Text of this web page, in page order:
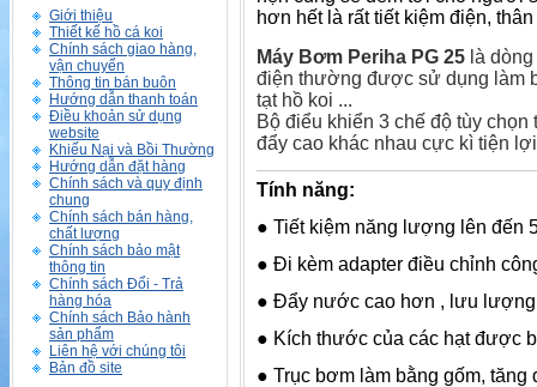
Giới thiệu
Thiết kế hồ cá koi
Chính sách giao hàng,
vận chuyển
Thông tin bán buôn
Hướng dẫn thanh toán
Điều khoản sử dụng
website
Khiếu Nại và Bồi Thường
Hướng dẫn đặt hàng
Chính sách và quy định
chung
Chính sách bán hàng,
chất lượng
Chính sách bảo mật
thông tin
Chính sách Đổi - Trả
hàng hóa
Chính sách Bảo hành
sản phẩm
Liên hệ với chúng tôi
Bản đồ site
hơn hết là rất tiết kiệm điện,
Máy Bơm Periha PG 25 là
điện thường được sử dụng làm
tạt hồ koi ...
Bộ điểu khiển 3 chế độ tùy
đẩy cao khác nhau cực kì tiện lợi
Tính năng:
● Tiết kiệm năng lượng lên đến
● Đi kèm adapter điều chỉnh
● Đẩy nước cao hơn , lưu
● Kích thước của các hạt được
● Trục bơm làm bằng gốm, tăng